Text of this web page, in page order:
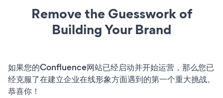
Remove the Guesswork of
Building Your Brand
如果您的Confluence网站已经启动并开始运营，那么您已
经克服了在建立企业在线形象方面遇到的第一个重大挑战。
恭喜你！